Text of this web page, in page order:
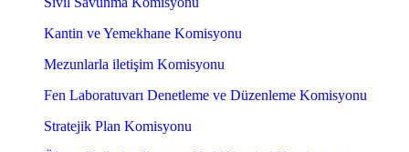
Kantin ve Yemekhane Komisyonu
Mezunlarla iletişim Komisyonu
Fen Laboratuvarı Denetleme ve Düzenleme Komisyonu
Stratejik Plan Komisyonu